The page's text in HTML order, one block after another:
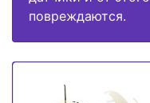
повреждаются.